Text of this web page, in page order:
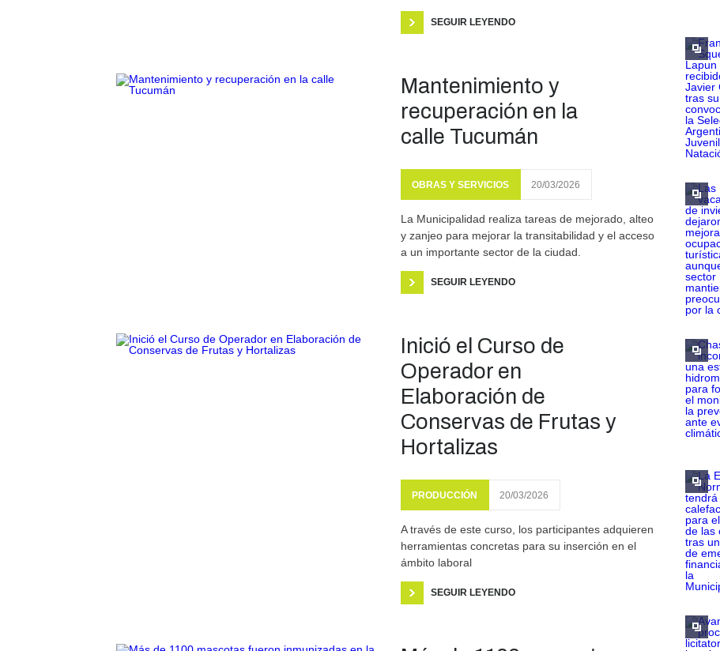
SEGUIR LEYENDO
Mantenimiento y
recuperación en la
calle Tucumán
OBRAS Y SERVICIOS 20/03/2026
La Municipalidad realiza tareas de mejorado, alteo
y zanjeo para mejorar la transitabilidad y el acceso
a un importante sector de la ciudad.
SEGUIR LEYENDO
Inició el Curso de
Operador en
Elaboración de
Conservas de Frutas y
Hortalizas
PRODUCCIÓN 20/03/2026
A través de este curso, los participantes adquieren
herramientas concretas para su inserción en el
ámbito laboral
SEGUIR LEYENDO